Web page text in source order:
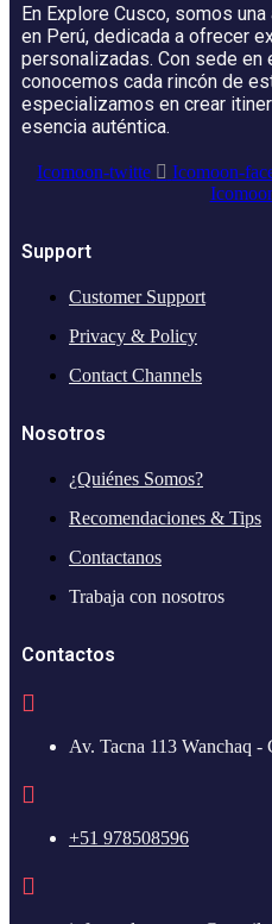
En Explore Cusco, somos
en Perú, dedicada a ofrecer
personalizadas. Con sede en
conocemos cada rincón de
especializamos en crear
esencia auténtica.
Icomoon-twitte Icomoon-
Support
Customer Support
Privacy & Policy
Contact Channels
Nosotros
¿Quiénes Somos?
Recomendaciones & Tips
Contactanos
Trabaja con nosotros
Contactos
Av. Tacna 113 Wanchaq -
+51 978508596